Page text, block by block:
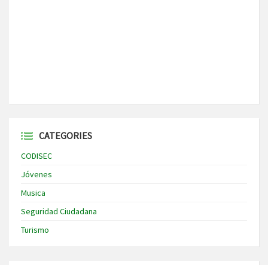
CATEGORIES
CODISEC
Jóvenes
Musica
Seguridad Ciudadana
Turismo